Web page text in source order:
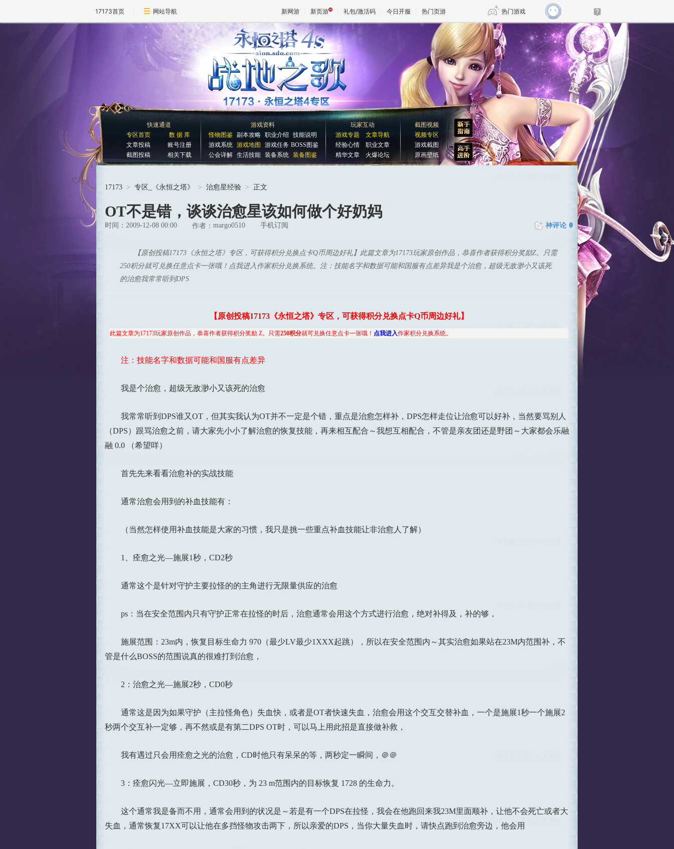
17173首页 网站导航 新网游 新页游 礼包/激活码 今日开服 热门页游 热门游戏
魔兽 DNF
天堂 剑网3旗舰版 新天龙八部
王权与自由 诛仙世界 新仙侠5
快速通道
专区首页
数 据 库
文章投稿
账号注册
截图投稿
相关下载
游戏资料
怪物图鉴
副本攻略 职业介绍
技能说明
游戏系统
游戏地图 游戏任务 BOSS图鉴
公会详解
生活技能 装备系统 装备图鉴
玩家互动
游戏专题
文章导航
经验心情
职业文章
精华文章
火爆论坛
截图视频
视频专区
游戏截图
原画壁纸
17173 > 专区_《永恒之塔》 > 治愈星经验 > 正文
OT不是错，谈谈治愈星该如何做个好奶妈
时间：2009-12-08 00:00 作者： margo0510 手机订阅 神评论 0
【原创投稿17173《永恒之塔》专区，可获得积分兑换点卡Q币周边好礼】此篇文章为17173玩家原创作品，恭喜作者获得积分奖励Z。只需
250积分就可兑换任意点卡一张哦！点我进入作家积分兑换系统。注：技能名字和数据可能和国服有点差异我是个治愈，超级无敌渺小又该死
的治愈我常常听到DPS
【原创投稿17173《永恒之塔》专区，可获得积分兑换点卡Q币周边好礼】
此篇文章为17173玩家原创作品，恭喜作者获得积分奖励 Z。只需250积分就可兑换任意点卡一张哦！ 点我进入作家积分兑换系统。
注：技能名字和数据可能和国服有点差异
我是个治愈，超级无敌渺小又该死的治愈
我常常听到DPS谁又OT，但其实我认为OT并不一定是个错，重点是治愈怎样补，DPS怎样走位让治愈可以好补，当然要骂别人
（DPS）跟骂治愈之前，请大家先小小了解治愈的恢复技能，再来相互配合～我想互相配合，不管是亲友团还是野团～大家都会乐融
融 0.0 （希望咩）
首先先来看看治愈补的实战技能
通常治愈会用到的补血技能有：
（当然怎样使用补血技能是大家的习惯，我只是挑一些重点补血技能让非治愈人了解）
1、痊愈之光—施展1秒，CD2秒
通常这个是针对守护主要拉怪的的主角进行无限量供应的治愈
ps：当在安全范围内只有守护正常在拉怪的时后，治愈通常会用这个方式进行治愈，绝对补得及，补的够，
施展范围：23m内，恢复目标生命力 970（最少LV最少1XXX起跳），所以在安全范围内～其实治愈如果站在23M内范围补，不
管是什么BOSS的范围说真的很难打到治愈，
2：治愈之光—施展2秒，CD0秒
通常这是因为如果守护（主拉怪角色）失血快，或者是OT者快速失血，治愈会用这个交互交替补血，一个是施展1秒一个施展2
秒两个交互补一定够，再不然或是有第二DPS OT时，可以马上用此招是直接做补救，
我有遇过只会用痊愈之光的治愈，CD时他只有呆呆的等，两秒定一瞬间，＠＠
3：痊愈闪光—立即施展，CD30秒，为 23 m范围内的目标恢复 1728 的生命力。
这个通常我是备而不用，通常会用到的状况是～若是有一个DPS在拉怪，我会在他跑回来我23M里面顺补，让他不会死亡或者大
失血，通常恢复17XX可以让他在多挡怪物攻击两下，所以亲爱的DPS，当你大量失血时，请快点跑到治愈旁边，他会用